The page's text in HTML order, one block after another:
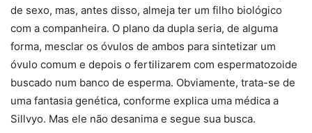
de sexo, mas, antes disso, almeja ter um filho biológico
com a companheira. O plano da dupla seria, de alguma
forma, mesclar os óvulos de ambos para sintetizar um
óvulo comum e depois o fertilizarem com espermatozoide
buscado num banco de esperma. Obviamente, trata-se de
uma fantasia genética, conforme explica uma médica a
Sillvyo. Mas ele não desanima e segue sua busca.